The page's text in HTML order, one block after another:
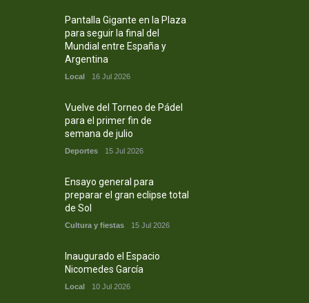
Pantalla Gigante en la Plaza
para seguir la final del
Mundial entre España y
Argentina
Local 16 Jul 2026
Vuelve del Torneo de Pádel
para el primer fin de
semana de julio
Deportes 15 Jul 2026
Ensayo general para
preparar el gran eclipse total
de Sol
Cultura y fiestas 15 Jul 2026
Inaugurado el Espacio
Nicomedes García
Local 10 Jul 2026